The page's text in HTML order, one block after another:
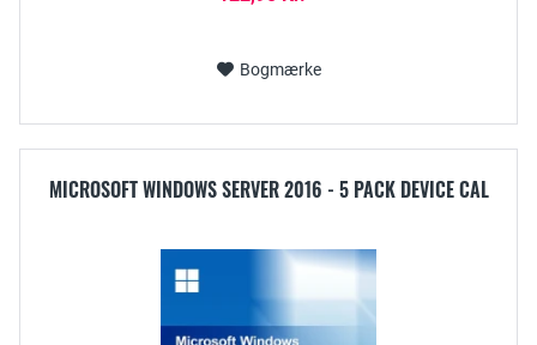
Bogmærke
MICROSOFT WINDOWS SERVER 2016 - 5 PACK DEVICE CAL